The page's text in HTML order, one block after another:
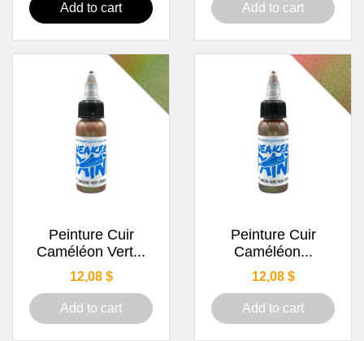
Add to cart Add to cart
Peinture Cuir
Caméléon Vert...
Price
12,08 $
Add to cart
Peinture Cuir
Caméléon...
Price
12,08 $
Add to cart